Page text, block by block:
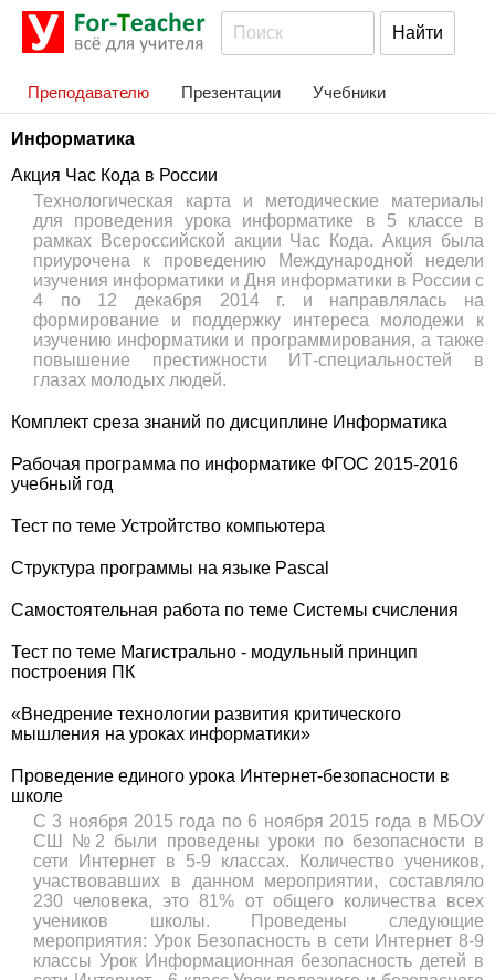
Преподавателю Презентации Учебники
Информатика
Акция Час Кода в России
Технологическая карта и методические материалы
для проведения урока информатике в 5 классе в
рамках Всероссийской акции Час Кода. Акция была
приурочена к проведению Международной недели
изучения информатики и Дня информатики в России с
4 по 12 декабря 2014 г. и направлялась на
формирование и поддержку интереса молодежи к
изучению информатики и программирования, а также
повышение престижности ИТ-специальностей в
глазах молодых людей.
Комплект среза знаний по дисциплине Информатика
Рабочая программа по информатике ФГОС 2015-2016
учебный год
Тест по теме Устройтство компьютера
Структура программы на языке Pascal
Самостоятельная работа по теме Системы счисления
Тест по теме Магистрально - модульный принцип
построения ПК
«Внедрение технологии развития критического
мышления на уроках информатики»
Проведение единого урока Интернет-безопасности в
школе
С 3 ноября 2015 года по 6 ноября 2015 года в МБОУ
СШ №2 были проведены уроки по безопасности в
сети Интернет в 5-9 классах. Количество учеников,
участвовавших в данном мероприятии, составляло
230 человека, это 81% от общего количества всех
учеников школы. Проведены следующие
мероприятия: Урок Безопасность в сети Интернет 8-9
классы Урок Информационная безопасность детей в